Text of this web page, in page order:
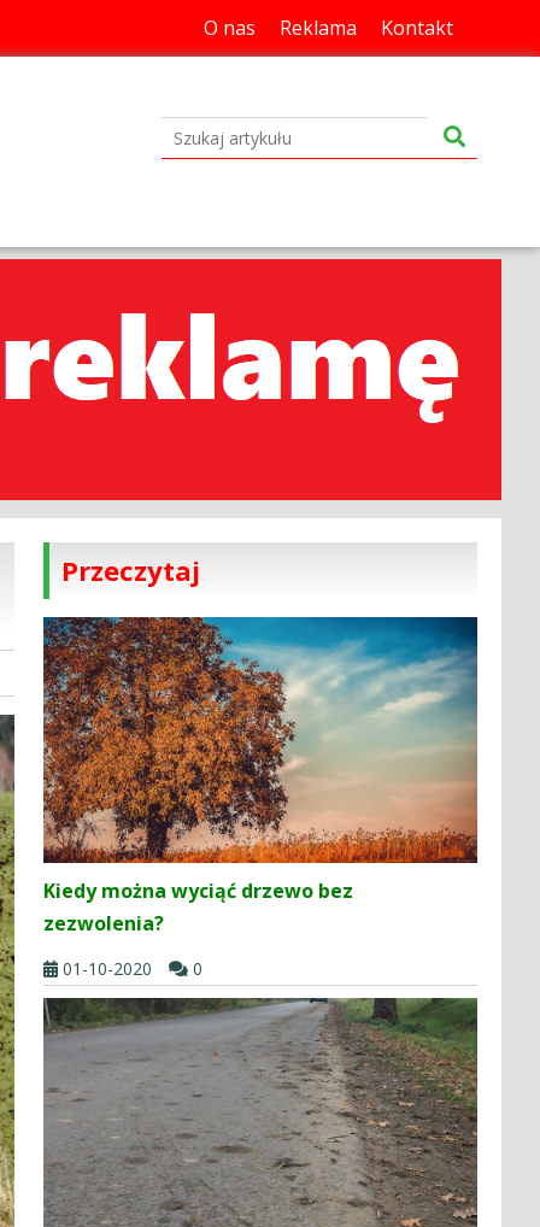
O nas Reklama Kontakt
Przeczytaj
Kiedy można wyciąć drzewo bez
zezwolenia?
01-10-2020 0